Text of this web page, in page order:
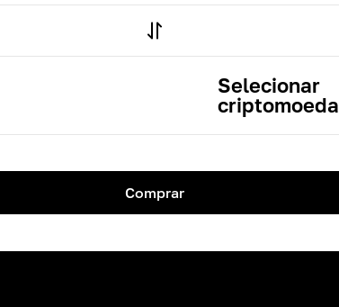
Selecionar
criptomoeda
Comprar